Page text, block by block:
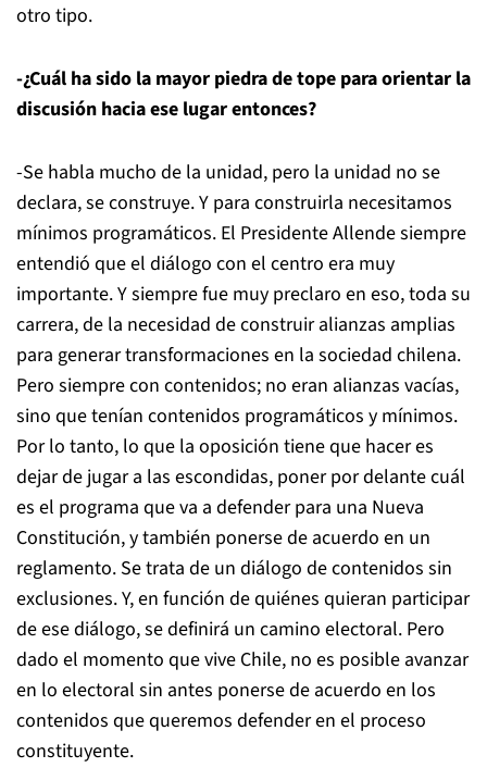
otro tipo.
-¿Cuál ha sido la mayor piedra de tope para orientar la
discusión hacia ese lugar entonces?
-Se habla mucho de la unidad, pero la unidad no se
declara, se construye. Y para construirla necesitamos
mínimos programáticos. El Presidente Allende siempre
entendió que el diálogo con el centro era muy
importante. Y siempre fue muy preclaro en eso, toda su
carrera, de la necesidad de construir alianzas amplias
para generar transformaciones en la sociedad chilena.
Pero siempre con contenidos; no eran alianzas vacías,
sino que tenían contenidos programáticos y mínimos.
Por lo tanto, lo que la oposición tiene que hacer es
dejar de jugar a las escondidas, poner por delante cuál
es el programa que va a defender para una Nueva
Constitución, y también ponerse de acuerdo en un
reglamento. Se trata de un diálogo de contenidos sin
exclusiones. Y, en función de quiénes quieran participar
de ese diálogo, se definirá un camino electoral. Pero
dado el momento que vive Chile, no es posible avanzar
en lo electoral sin antes ponerse de acuerdo en los
contenidos que queremos defender en el proceso
constituyente.